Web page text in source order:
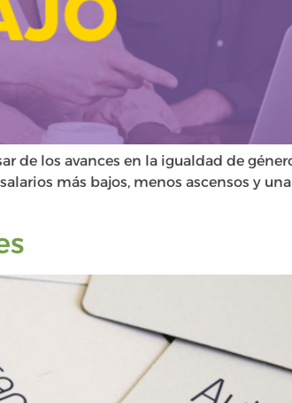
de los avances en la igualdad de
más bajos, menos ascensos y una